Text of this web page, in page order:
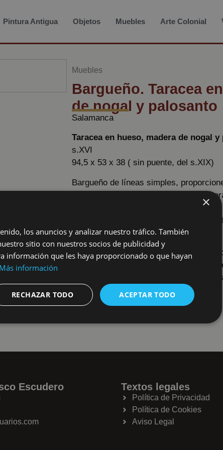
Pintura Antigua Objetos Muebles Arte Colonial
Muebles
Bargueño. Taracea
de nogal y palosanto
Salamanca
Taracea en hueso, madera de nogal y
s.XVI
94,5 x 53 x 38 ( sin puente, del s.XIX)
Bargueño de líneas simples,
ornamentación excesiva, tan solo
escurialense combinando madera
decoración forma una distribución
verticales y horizontales.
Las asas de los laterales son de hierro
en su hechura. Todo ello confiere un
algún ilustre taller de ebanistería.
lo herreriano no sería nada
entorno del Monasterio del Escorial.
Escudero Textos legales
Política de Privacidad
Política de Cookies
Aviso Legal
×
los anuncios y analizar nuestro tráfico. También
sitio con nuestros socios de publicidad y
información que les haya proporcionado o que hayan
Más información
ACEPTAR TODO
RECHAZAR TODO